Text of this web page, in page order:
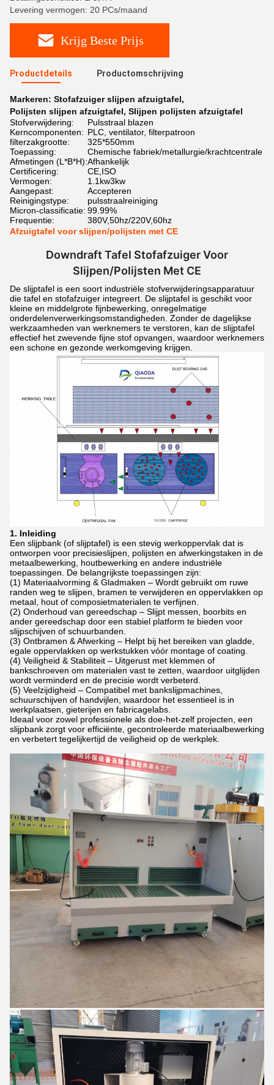
Levering vermogen: 20 PCs/maand
Krijg Beste Prijs
Productdetails Productomschrijving
Markeren: Stofafzuiger slijpen afzuigtafel,
Polijsten slijpen afzuigtafel, Slijpen polijsten afzuigtafel
Stofverwijdering:
Pulsstraal blazen
Kerncomponenten: PLC, ventilator, filterpatroon
filterzakgrootte:
325*550mm
Toepassing:
Chemische fabriek/metallurgie/krachtcentrale
Afmetingen (L*B*H):Afhankelijk
Certificering:
CE,ISO
Vermogen:
1.1kw3kw
Aangepast:
Accepteren
Reinigingstype:
pulsstraalreiniging
Micron-classificatie: 99.99%
Frequentie:
380V,50hz/220V,60hz
Afzuigtafel voor slijpen/polijsten met CE
Downdraft Tafel Stofafzuiger Voor
Slijpen/Polijsten Met CE
De slijptafel is een soort industriële stofverwijderingsapparatuur
die tafel en stofafzuiger integreert. De slijptafel is geschikt voor
kleine en middelgrote fijnbewerking, onregelmatige
onderdelenverwerkingsomstandigheden. Zonder de dagelijkse
werkzaamheden van werknemers te verstoren, kan de slijptafel
effectief het zwevende fijne stof opvangen, waardoor werknemers
een schone en gezonde werkomgeving krijgen.
1. Inleiding
Een slijpbank (of slijptafel) is een stevig werkoppervlak dat is
ontworpen voor precisieslijpen, polijsten en afwerkingstaken in de
metaalbewerking, houtbewerking en andere industriële
toepassingen. De belangrijkste toepassingen zijn:
(1) Materiaalvorming & Gladmaken – Wordt gebruikt om ruwe
randen weg te slijpen, bramen te verwijderen en oppervlakken op
metaal, hout of composietmaterialen te verfijnen.
(2) Onderhoud van gereedschap – Slijpt messen, boorbits en
ander gereedschap door een stabiel platform te bieden voor
slijpschijven of schuurbanden.
(3) Ontbramen & Afwerking – Helpt bij het bereiken van gladde,
egale oppervlakken op werkstukken vóór montage of coating.
(4) Veiligheid & Stabiliteit – Uitgerust met klemmen of
bankschroeven om materialen vast te zetten, waardoor uitglijden
wordt verminderd en de precisie wordt verbeterd.
(5) Veelzijdigheid – Compatibel met bankslijpmachines,
schuurschijven of handvijlen, waardoor het essentieel is in
werkplaatsen, gieterijen en fabricagelabs.
Ideaal voor zowel professionele als doe-het-zelf projecten, een
slijpbank zorgt voor efficiënte, gecontroleerde materiaalbewerking
en verbetert tegelijkertijd de veiligheid op de werkplek.